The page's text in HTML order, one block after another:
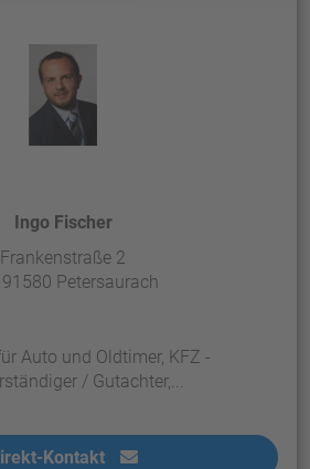
Ingo Fischer
Frankenstraße 2
91580 Petersaurach
Auto und Oldtimer, KFZ -
/ Gutachter,...
Kontakt